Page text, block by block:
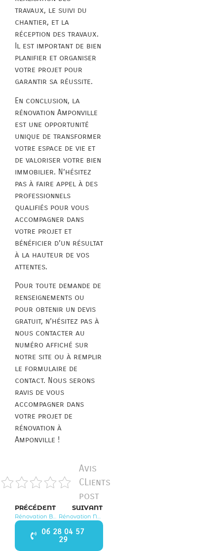
travaux, le suivi du
chantier, et la
réception des travaux.
Il est important de bien
planifier et organiser
votre projet pour
garantir sa réussite.
En conclusion, la
rénovation Amponville
est une opportunité
unique de transformer
votre espace de vie et
de valoriser votre bien
immobilier. N’hésitez
pas à faire appel à des
professionnels
qualifiés pour vous
accompagner dans
votre projet et
bénéficier d’un résultat
à la hauteur de vos
attentes.
Pour toute demande de
renseignements ou
pour obtenir un devis
gratuit, n’hésitez pas à
nous contacter au
numéro affiché sur
notre site ou à remplir
le formulaire de
contact. Nous serons
ravis de vous
accompagner dans
votre projet de
rénovation à
Amponville !
Avis
CLients
post
PRÉCÉDENT
Rénovation Buthiers 77760
SUIVANT
Rénovation Nanteau sur Essonne 77760
06 28 04 57
29